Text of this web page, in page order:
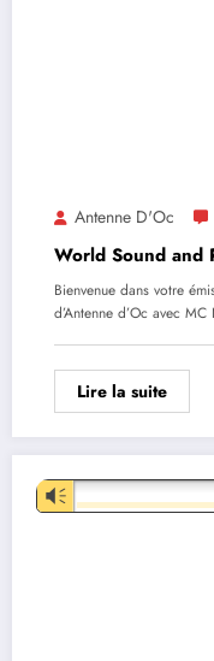
Antenne D'Oc
World Sound and
Bienvenue dans votre
d’Antenne d’Oc avec
Lire la suite
Lecteur
audio
Vm